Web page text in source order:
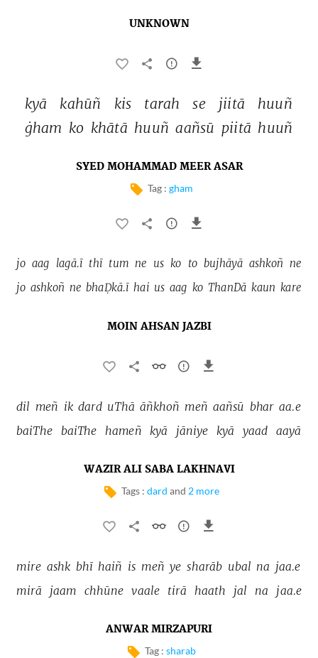
UNKNOWN
kyā kahūñ kis tarah se jiitā
huuñ
ġham ko khātā huuñ aañsū piitā huuñ
SYED MOHAMMAD MEER ASAR
Tag : gham
jo aag lagā.ī thī tum ne us ko to bujhāyā ashkoñ ne
jo ashkoñ ne bhaḌkā.ī hai us aag ko ThanDā kaun kare
MOIN AHSAN JAZBI
dil meñ ik dard uThā āñkhoñ meñ aañsū bhar aa.e
baiThe
baiThe hameñ kyā jāniye kyā yaad aayā
WAZIR ALI SABA LAKHNAVI
Tags : dard and 2 more
mire ashk bhī haiñ is meñ ye sharāb ubal na jaa.e
mirā
jaam chhūne vaale tirā haath jal na jaa.e
ANWAR MIRZAPURI
Tag : sharab